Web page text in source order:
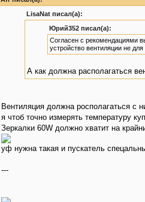
LisaNat писал(а):
Юрий352 писал(а):
Согласен с рекомендациями
устройство вентиляции не
А как должна располагаться
Вентиляция должна росполагаться с
я чтоб точно измерять температуру
Зеркалки 60W должно хватит на
уф нужна такая и пускатель
---